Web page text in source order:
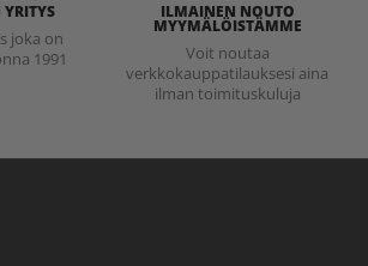
joka on
1991
ILMAINEN NOUTO
MYYMÄLÖISTÄMME
Voit noutaa
verkkokauppatilauksesi aina
ilman toimituskuluja